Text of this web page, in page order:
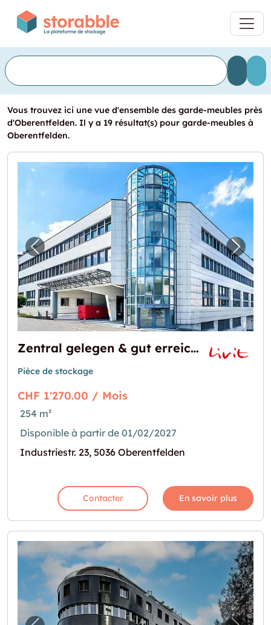
Vous trouvez ici une vue d'ensemble des garde-meubles près
d'Oberentfelden. Il y a 19 résultat(s) pour garde-meubles à
Oberentfelden.
Image précédente pour "Zentral gelegen &
Zentral gelegen & gut erreichbar  Ihr neuer Lagerraum in Oberentfelden!
Pièce de stockage
CHF 1'270.00 / Mois
254 m²
Disponible à partir de 01/02/2027
Industriestr. 23, 5036 Oberentfelden
Contacter En savoir plus